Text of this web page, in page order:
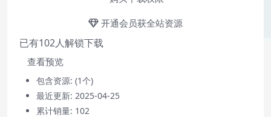
开通会员获全站资源
已有102人解锁下载
查看预览
包含资源: (1个)
最近更新: 2025-04-25
累计销量: 102